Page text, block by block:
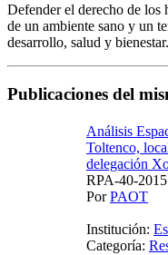
Defender el derecho de los
de un ambiente sano y un
desarrollo, salud y bienestar.
Publicaciones del
Análisis
Toltenco,
delegación
RPA-40-2015
PorPAOT
Institución:
Categoría: